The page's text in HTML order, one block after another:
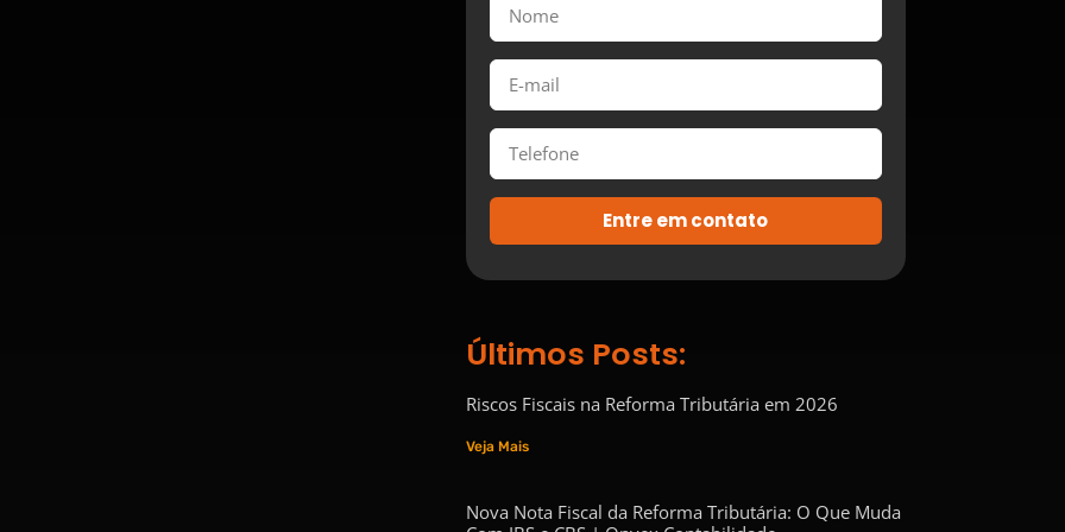
Entre em contato
Últimos Posts:
Riscos Fiscais na Reforma Tributária em 2026
Veja Mais
Nova Nota Fiscal da Reforma Tributária: O Que Muda